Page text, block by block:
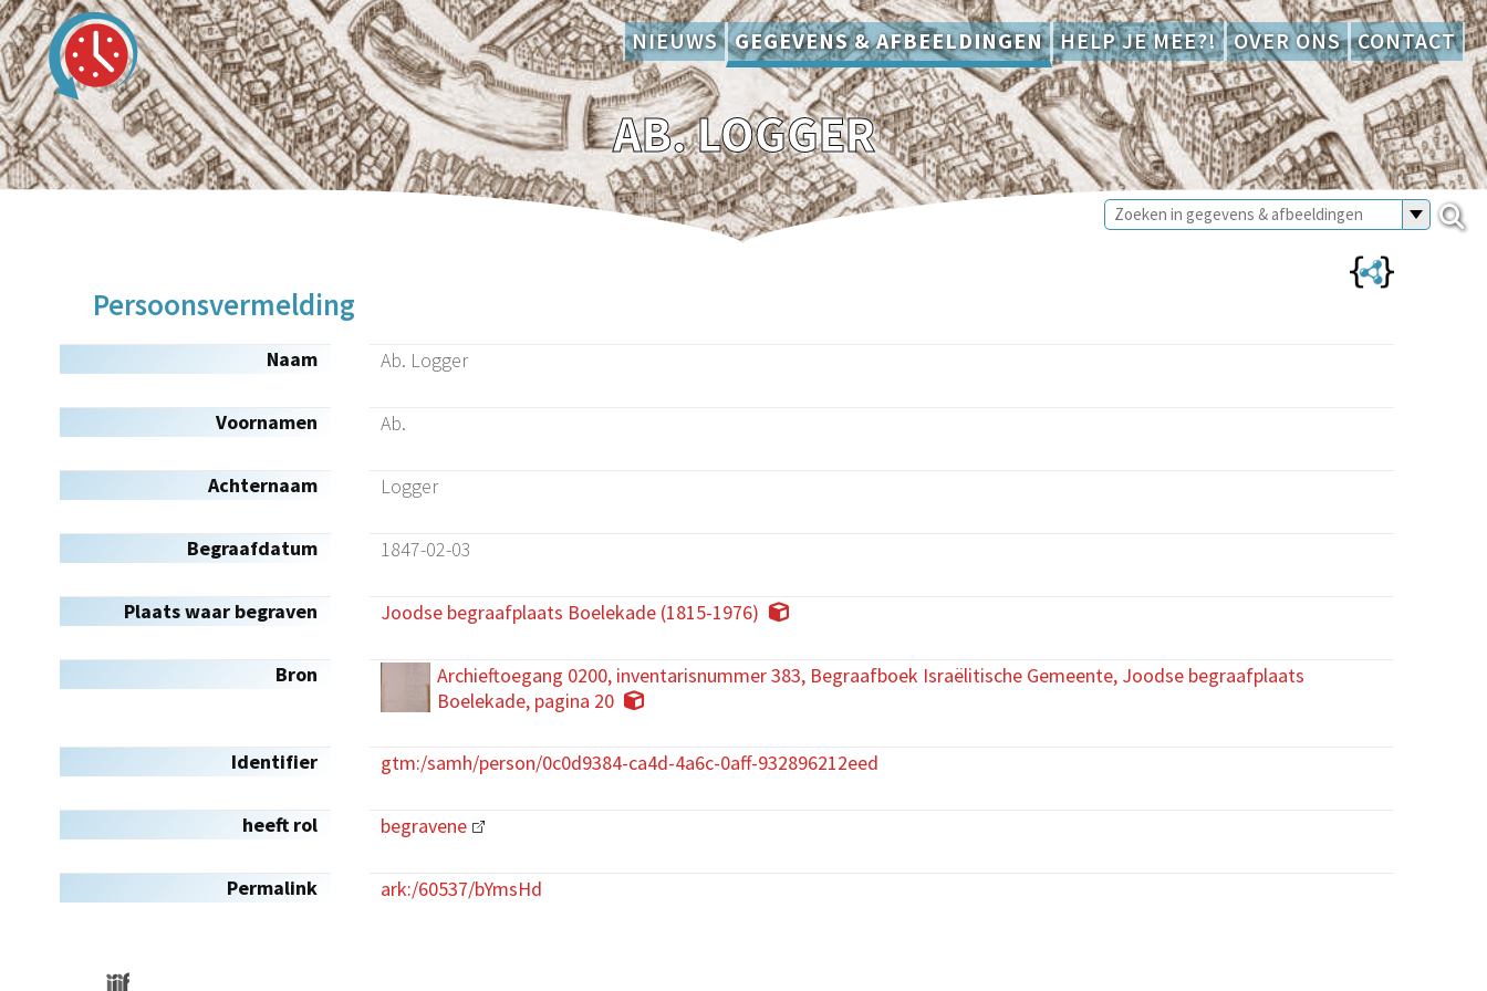
NIEUWS GEGEVENS & AFBEELDINGEN HELP JE MEE?! OVER ONS CONTACT
AB. LOGGER
Persoonsvermelding
Naam Ab. Logger
Voornamen Ab.
Achternaam Logger
Begraafdatum 1847-02-03
Plaats waar begraven Joodse begraafplaats Boelekade (1815-1976)
Bron
Archieftoegang 0200, inventarisnummer 383, Begraafboek Israëlitische Gemeente, Joodse begraafplaats
Boelekade, pagina 20
Identifier gtm:/samh/person/0c0d9384-ca4d-4a6c-0aff-932896212eed
heeft rol begravene
Permalink ark:/60537/bYmsHd